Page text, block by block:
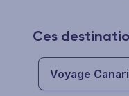
Ces
Voyage